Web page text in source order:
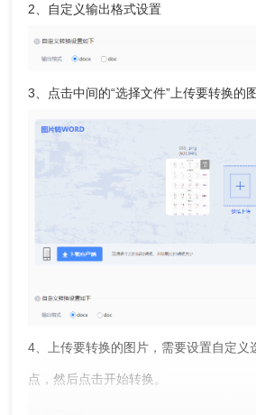
2、自定义输出格式设置
3、点击中间的“选择文件”上传要转换的图
4、上传要转换的图片，需要设置自定义
点，然后点击开始转换。